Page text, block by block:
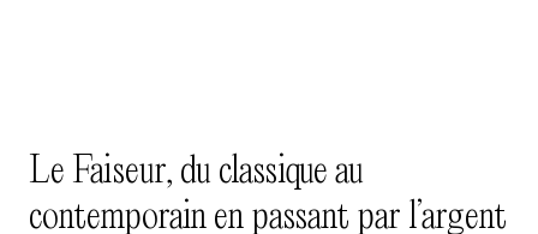
Le Faiseur, du classique au
contemporain en passant par l’argent